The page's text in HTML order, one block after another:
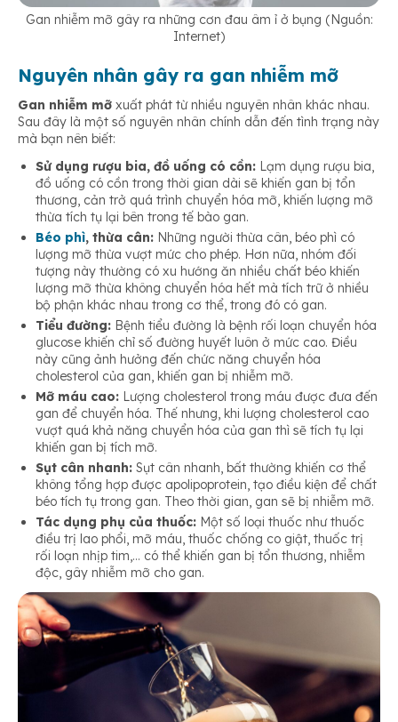
Gan nhiễm mỡ gây ra những cơn đau âm ỉ ở bụng (Nguồn:
Internet)
Nguyên nhân gây ra gan nhiễm mỡ
Gan nhiễm mỡ xuất phát từ nhiều nguyên nhân khác nhau.
Sau đây là một số nguyên nhân chính dẫn đến tình trạng này
mà bạn nên biết:
Sử dụng rượu bia, đồ uống có cồn: Lạm dụng rượu bia,
đồ uống có cồn trong thời gian dài sẽ khiến gan bị tổn
thương, cản trở quá trình chuyển hóa mỡ, khiến lượng mỡ
thừa tích tụ lại bên trong tế bào gan.
Béo phì, thừa cân: Những người thừa cân, béo phì có
lượng mỡ thừa vượt mức cho phép. Hơn nữa, nhóm đối
tượng này thường có xu hướng ăn nhiều chất béo khiến
lượng mỡ thừa không chuyển hóa hết mà tích trữ ở nhiều
bộ phận khác nhau trong cơ thể, trong đó có gan.
Tiểu đường: Bệnh tiểu đường là bệnh rối loạn chuyển hóa
glucose khiến chỉ số đường huyết luôn ở mức cao. Điều
này cũng ảnh hưởng đến chức năng chuyển hóa
cholesterol của gan, khiến gan bị nhiễm mỡ.
Mỡ máu cao: Lượng cholesterol trong máu được đưa đến
gan để chuyển hóa. Thế nhưng, khi lượng cholesterol cao
vượt quá khả năng chuyển hóa của gan thì sẽ tích tụ lại
khiến gan bị tích mỡ.
Sụt cân nhanh: Sụt cân nhanh, bất thường khiến cơ thể
không tổng hợp được apolipoprotein, tạo điều kiện để chất
béo tích tụ trong gan. Theo thời gian, gan sẽ bị nhiễm mỡ.
Tác dụng phụ của thuốc: Một số loại thuốc như thuốc
điều trị lao phổi, mỡ máu, thuốc chống co giật, thuốc trị
rối loạn nhịp tim,… có thể khiến gan bị tổn thương, nhiễm
độc, gây nhiễm mỡ cho gan.